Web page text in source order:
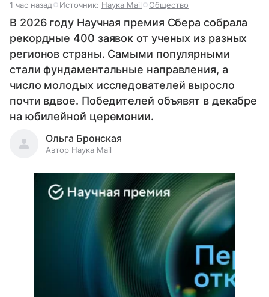
1 час назад Источник: Наука Mail Общество
В 2026 году Научная премия Сбера собрала
рекордные 400 заявок от ученых из разных
регионов страны. Самыми популярными
стали фундаментальные направления, а
число молодых исследователей выросло
почти вдвое. Победителей объявят в декабре
на юбилейной церемонии.
Ольга Бронская
Автор Наука Mail